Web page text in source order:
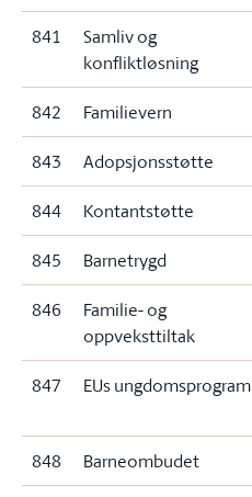
841
Samliv og
konfliktløsning
842 Familievern
843 Adopsjonsstøtte
844 Kontantstøtte
845 Barnetrygd
846
Familie- og
oppveksttiltak
847 EUs ungdomsprogram
848 Barneombudet